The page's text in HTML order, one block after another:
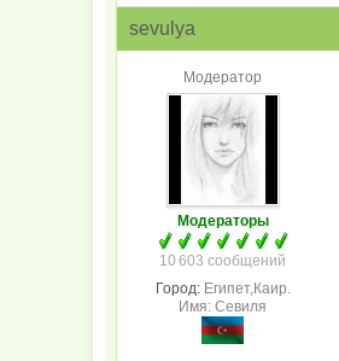
sevulya
Модератор
Модераторы
10 603 сообщений
Город: Египет,Каир.
Имя: Севиля